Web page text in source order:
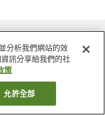
飯店 - 日潭館
分析我們網站的效
訊分享給我們的社
策
允許全部